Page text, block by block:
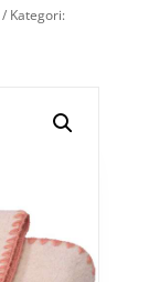
Kategori: